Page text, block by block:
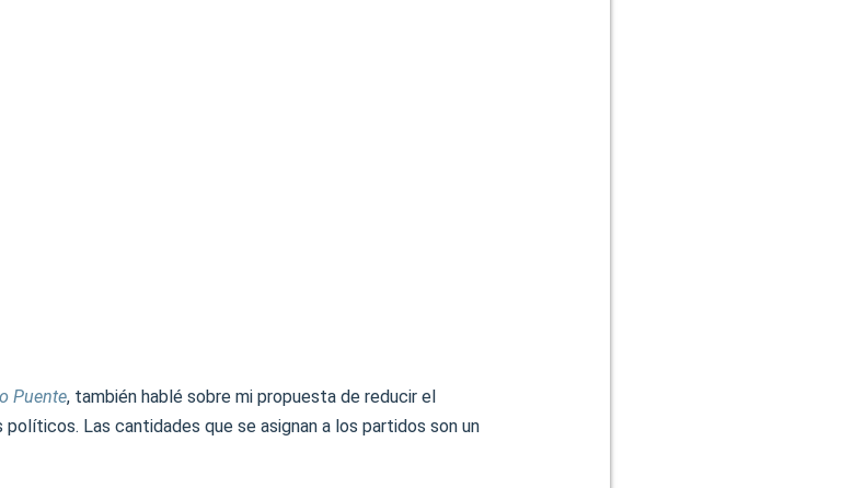
Puente, también hablé sobre mi propuesta de reducir el
Las cantidades que se asignan a los partidos son un